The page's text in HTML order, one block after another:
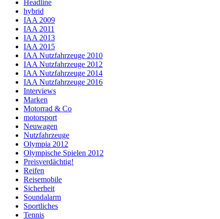
Headline
hybrid
IAA 2009
IAA 2011
IAA 2013
IAA 2015
IAA Nutzfahrzeuge 2010
IAA Nutzfahrzeuge 2012
IAA Nutzfahrzeuge 2014
IAA Nutzfahrzeuge 2016
Interviews
Marken
Motorrad & Co
motorsport
Neuwagen
Nutzfahrzeuge
Olympia 2012
Olympische Spielen 2012
Preisverdächtig!
Reifen
Reisemobile
Sicherheit
Soundalarm
Sportliches
Tennis